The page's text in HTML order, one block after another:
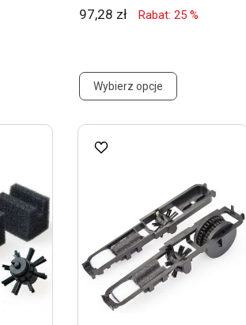
97,28 zł Rabat: 25 %
Wybierz opcje